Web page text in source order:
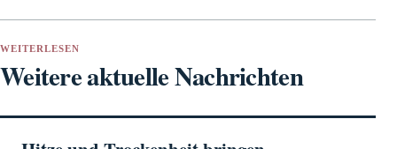
WEITERLESEN
Weitere aktuelle Nachrichten